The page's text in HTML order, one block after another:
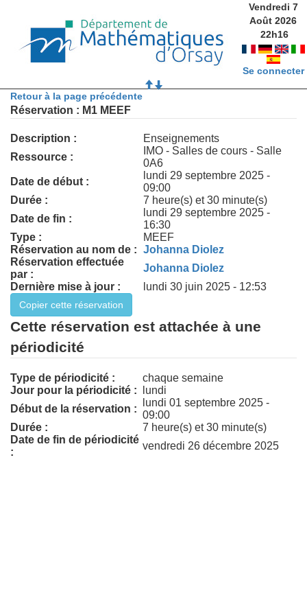
Vendredi 7
Août 2026
22h16
Se connecter
Retour à la page précédente
Réservation : M1 MEEF
Description :
Enseignements
Ressource :
IMO - Salles de cours - Salle
0A6
Date de début :
lundi 29 septembre 2025 -
09:00
Durée :
7 heure(s) et 30 minute(s)
Date de fin :
lundi 29 septembre 2025 -
16:30
Type :
MEEF
Réservation au nom de : Johanna Diolez
Réservation effectuée
par :
Johanna Diolez
Dernière mise à jour :
lundi 30 juin 2025 - 12:53
Cette réservation est attachée à une
périodicité
Type de périodicité :
chaque semaine
Jour pour la périodicité :
lundi
Début de la réservation :
lundi 01 septembre 2025 -
09:00
Durée :
7 heure(s) et 30 minute(s)
Date de fin de périodicité
:
vendredi 26 décembre 2025